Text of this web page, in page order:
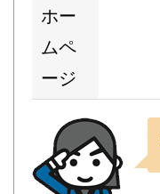
ホー
ムペ
ージ